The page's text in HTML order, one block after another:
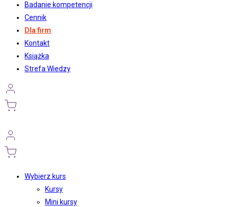
Badanie kompetencji
Cennik
Dla firm
Kontakt
Książka
Strefa Wiedzy
Wybierz kurs
Kursy
Mini kursy